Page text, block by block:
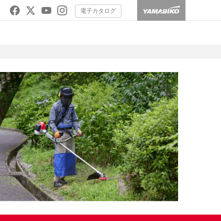
電子カタログ